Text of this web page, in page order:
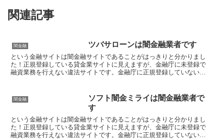
関連記事
闇金融 ツバサローンは闇金融業者です
という金融サイトは闇金融サイトであることがはっきりと分かりまし
た！正規登録している貸金業サイトに見えますが、金融庁に未登録で
融資業務を行えない違法サイトです。金融庁に正規登録していない未
闇金融
ソフト闇金ミライは闇金融業者で
す
という金融サイトは闇金融サイトであることがはっきりと分かりまし
た！正規登録している貸金業サイトに見えますが、金融庁に未登録で
融資業務を行えない違法サイトです。金融庁に正規登録していない未